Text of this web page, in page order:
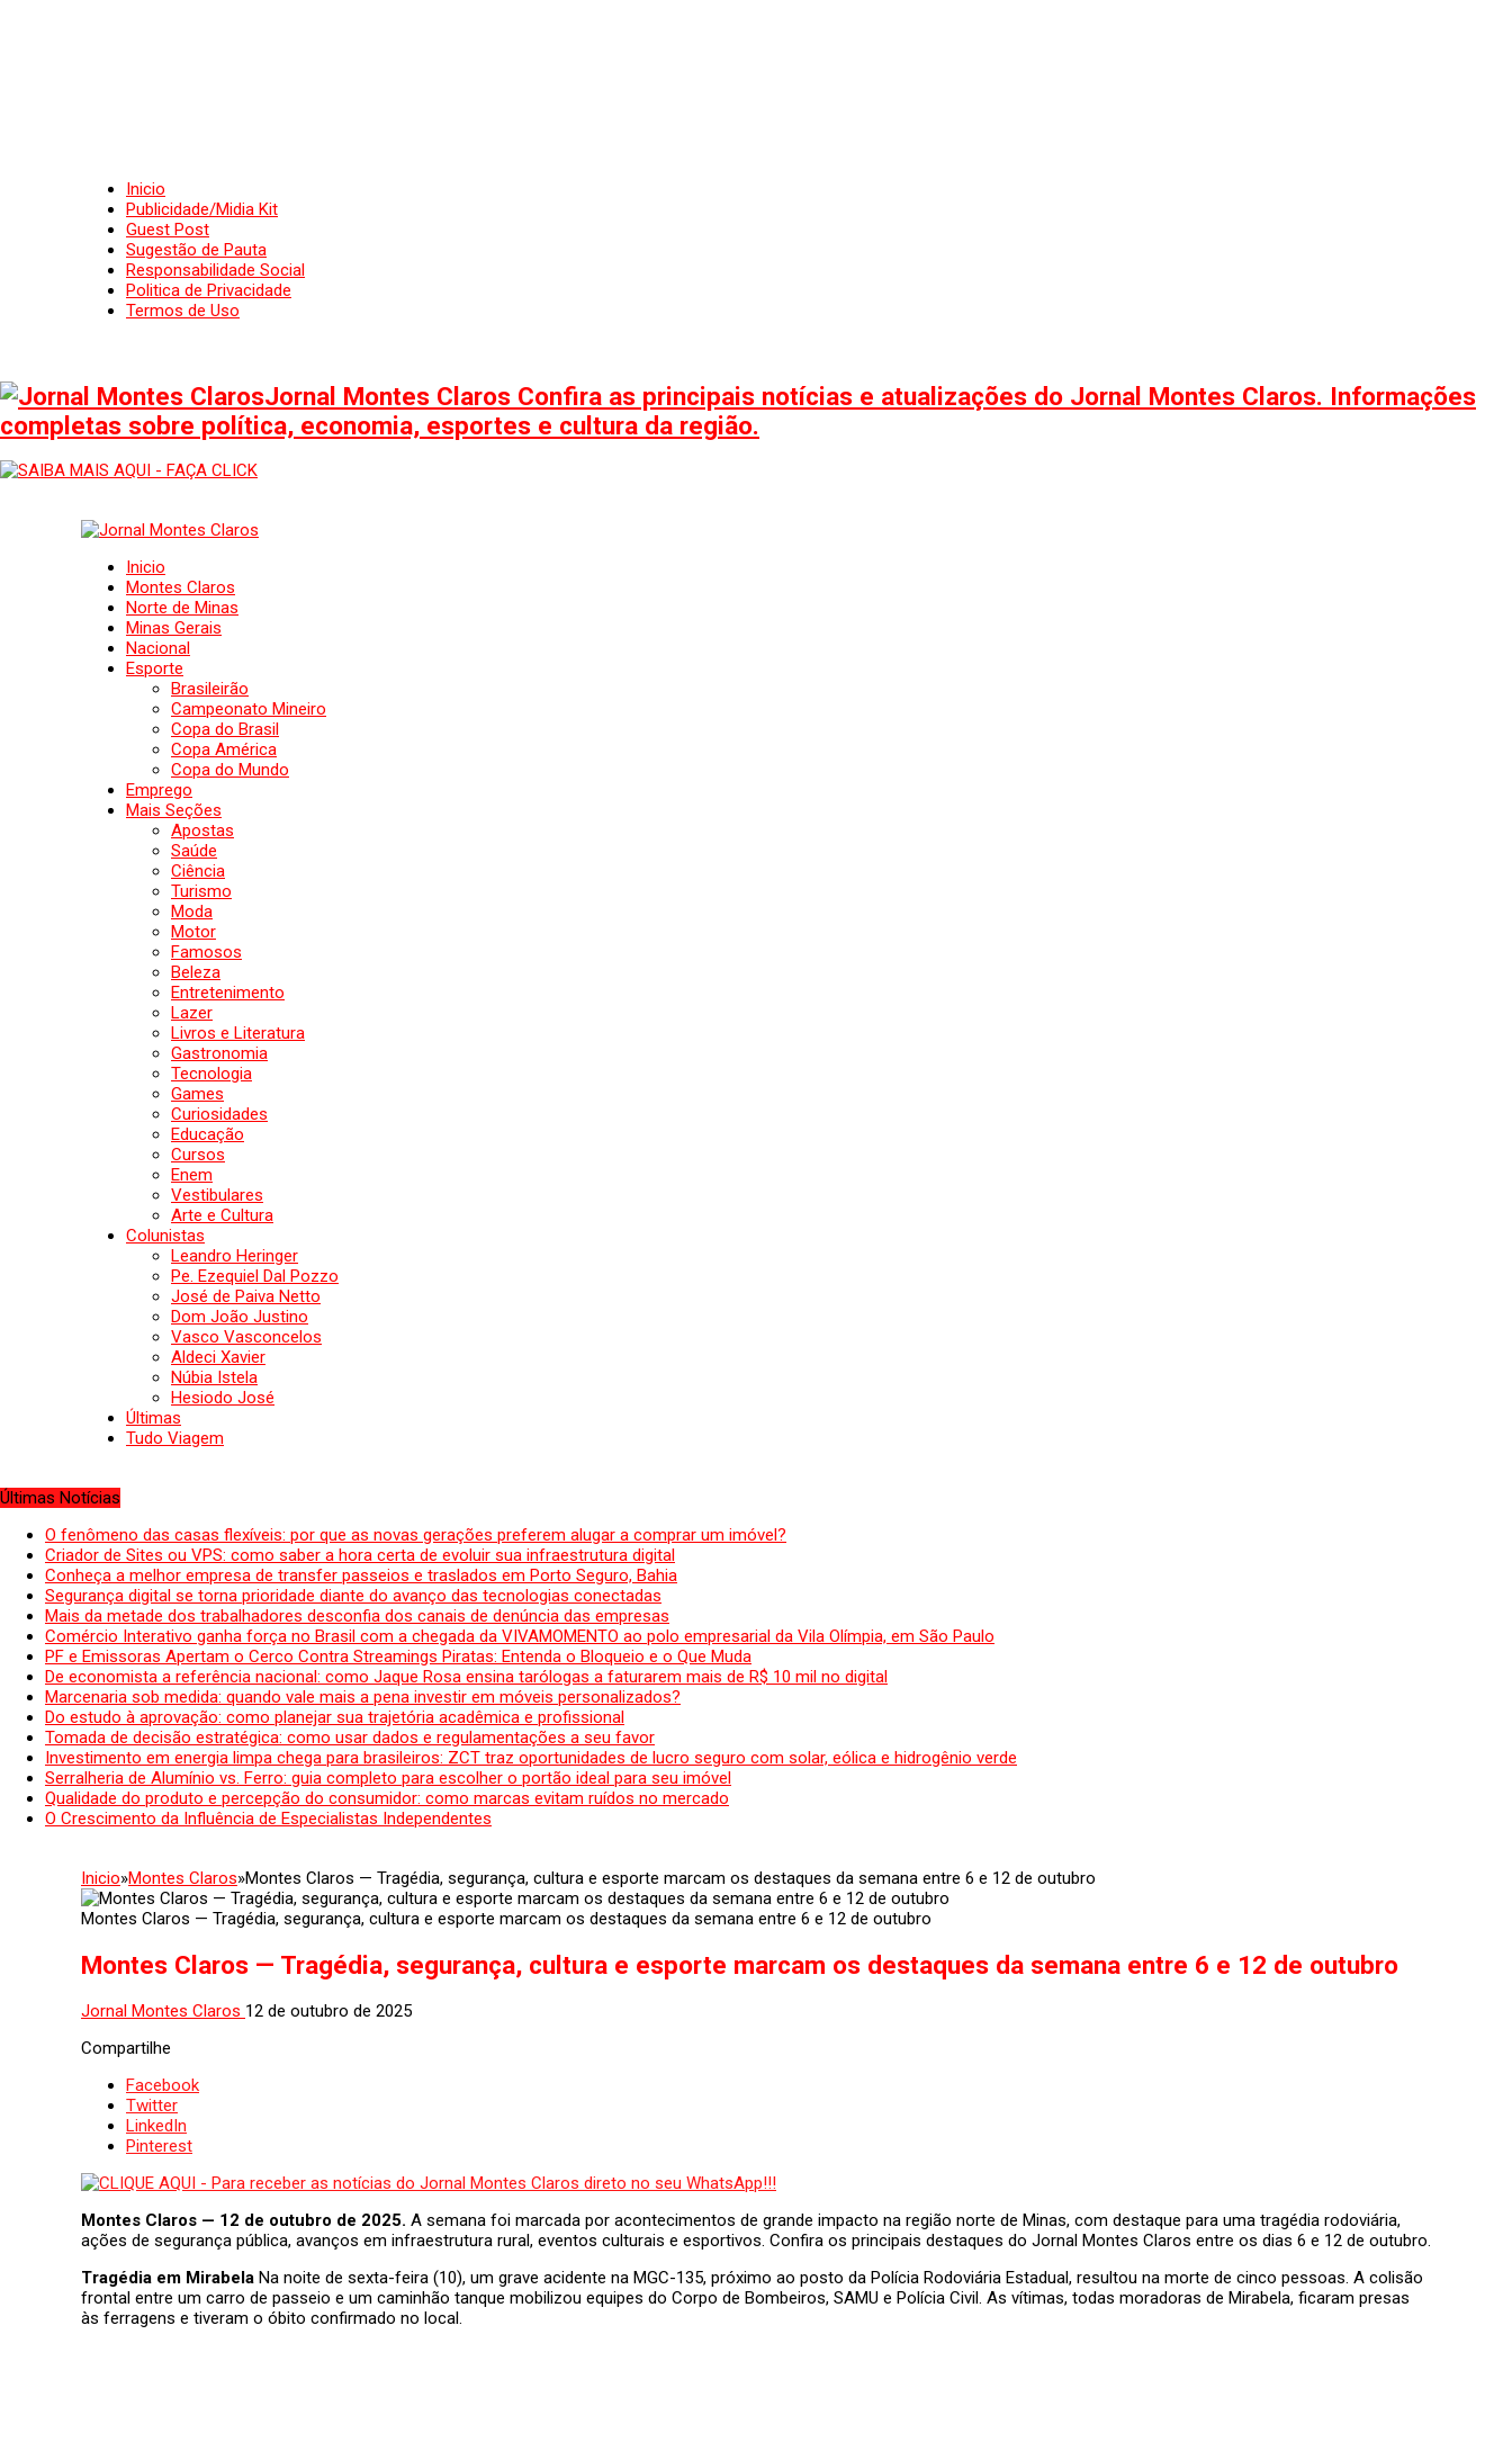
Inicio
Publicidade/Midia Kit
Guest Post
Sugestão de Pauta
Responsabilidade Social
Politica de Privacidade
Termos de Uso
Jornal Montes Claros Confira as principais notícias e atualizações do Jornal Montes Claros. Informações
completas sobre política, economia, esportes e cultura da região.
Inicio
Montes Claros
Norte de Minas
Minas Gerais
Nacional
Esporte
Brasileirão
Campeonato Mineiro
Copa do Brasil
Copa América
Copa do Mundo
Emprego
Mais Seções
Apostas
Saúde
Ciência
Turismo
Moda
Motor
Famosos
Beleza
Entretenimento
Lazer
Livros e Literatura
Gastronomia
Tecnologia
Games
Curiosidades
Educação
Cursos
Enem
Vestibulares
Arte e Cultura
Colunistas
Leandro Heringer
Pe. Ezequiel Dal Pozzo
José de Paiva Netto
Dom João Justino
Vasco Vasconcelos
Aldeci Xavier
Núbia Istela
Hesiodo José
Últimas
Tudo Viagem
Últimas Notícias
O fenômeno das casas flexíveis: por que as novas gerações preferem alugar a comprar um imóvel?
Criador de Sites ou VPS: como saber a hora certa de evoluir sua infraestrutura digital
Conheça a melhor empresa de transfer passeios e traslados em Porto Seguro, Bahia
Segurança digital se torna prioridade diante do avanço das tecnologias conectadas
Mais da metade dos trabalhadores desconfia dos canais de denúncia das empresas
Comércio Interativo ganha força no Brasil com a chegada da VIVAMOMENTO ao polo empresarial da Vila Olímpia, em São Paulo
PF e Emissoras Apertam o Cerco Contra Streamings Piratas: Entenda o Bloqueio e o Que Muda
De economista a referência nacional: como Jaque Rosa ensina tarólogas a faturarem mais de R$ 10 mil no digital
Marcenaria sob medida: quando vale mais a pena investir em móveis personalizados?
Do estudo à aprovação: como planejar sua trajetória acadêmica e profissional
Tomada de decisão estratégica: como usar dados e regulamentações a seu favor
Investimento em energia limpa chega para brasileiros: ZCT traz oportunidades de lucro seguro com solar, eólica e hidrogênio verde
Serralheria de Alumínio vs. Ferro: guia completo para escolher o portão ideal para seu imóvel
Qualidade do produto e percepção do consumidor: como marcas evitam ruídos no mercado
O Crescimento da Influência de Especialistas Independentes
Inicio»Montes Claros»Montes Claros — Tragédia, segurança, cultura e esporte marcam os destaques da semana entre 6 e 12 de outubro
Montes Claros — Tragédia, segurança, cultura e esporte marcam os destaques da semana entre 6 e 12 de outubro
Montes Claros — Tragédia, segurança, cultura e esporte marcam os destaques da semana entre 6 e 12 de outubro
Jornal Montes Claros 12 de outubro de 2025
Compartilhe
Facebook
Twitter
LinkedIn
Pinterest
Montes Claros — 12 de outubro de 2025. A semana foi marcada por acontecimentos de grande impacto na região norte de Minas, com destaque para uma tragédia rodoviária,
ações de segurança pública, avanços em infraestrutura rural, eventos culturais e esportivos. Confira os principais destaques do Jornal Montes Claros entre os dias 6 e 12 de outubro.
Tragédia em Mirabela Na noite de sexta-feira (10), um grave acidente na MGC-135, próximo ao posto da Polícia Rodoviária Estadual, resultou na morte de cinco pessoas. A colisão
frontal entre um carro de passeio e um caminhão tanque mobilizou equipes do Corpo de Bombeiros, SAMU e Polícia Civil. As vítimas, todas moradoras de Mirabela, ficaram presas
às ferragens e tiveram o óbito confirmado no local.